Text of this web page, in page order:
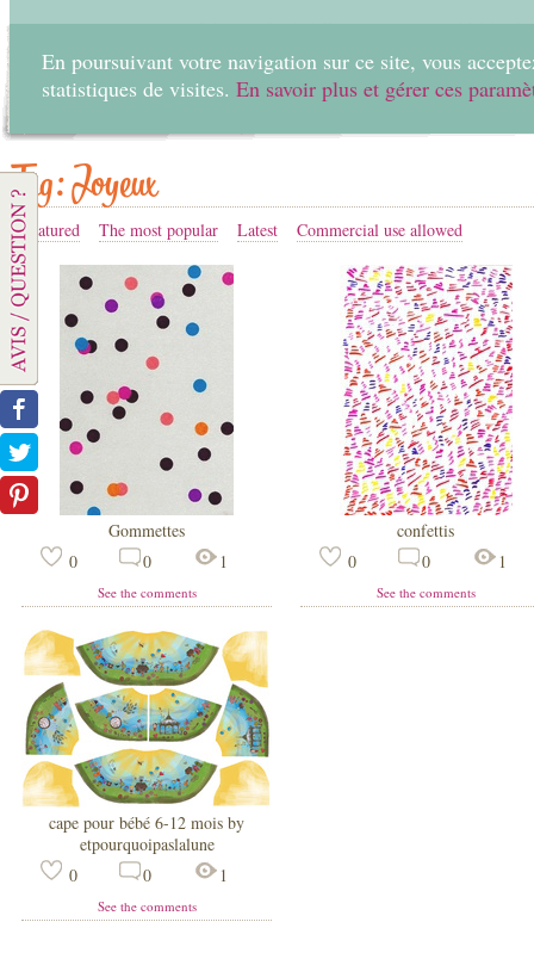
En poursuivant votre navigation sur ce site, vous
statistiques de visites. En savoir plus et gérer ces
Tag: Joyeux
Featured The most popular Latest Commercial use allowed
Gommettes
0
0 1
See the comments
confettis
0
0 1
See the comments
cape pour bébé 6-12 mois by
etpourquoipaslalune
0
0 1
See the comments